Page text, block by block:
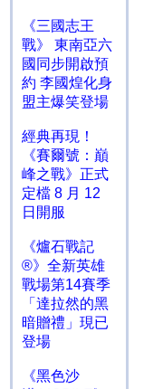
《三國志王
戰》 東南亞六
國同步開啟預
約 李國煌化身
盟主爆笑登場
經典再現！
《賽爾號：巔
峰之戰》正式
定檔 8 月 12
日開服
《爐石戰記
®》全新英雄
戰場第14賽季
「達拉然的黑
暗贈禮」現已
登場
《黑色沙